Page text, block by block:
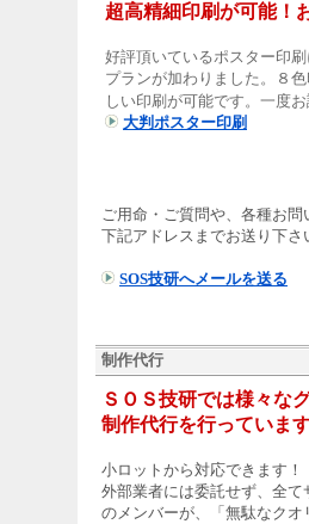
超高精細印刷が可能！
好評頂いているポスター印
プランが加わりました。８
しい印刷が可能です。一度お
大判ポスター印刷
ご用命・ご質問や、各種お
下記アドレスまでお送り下さ
SOS技研へメールを送る
制作代行
ＳＯＳ技研では様々な
制作代行を行っています
小ロットから対応できます！
外部業者には委託せず、全
のメンバーが、「無駄なク